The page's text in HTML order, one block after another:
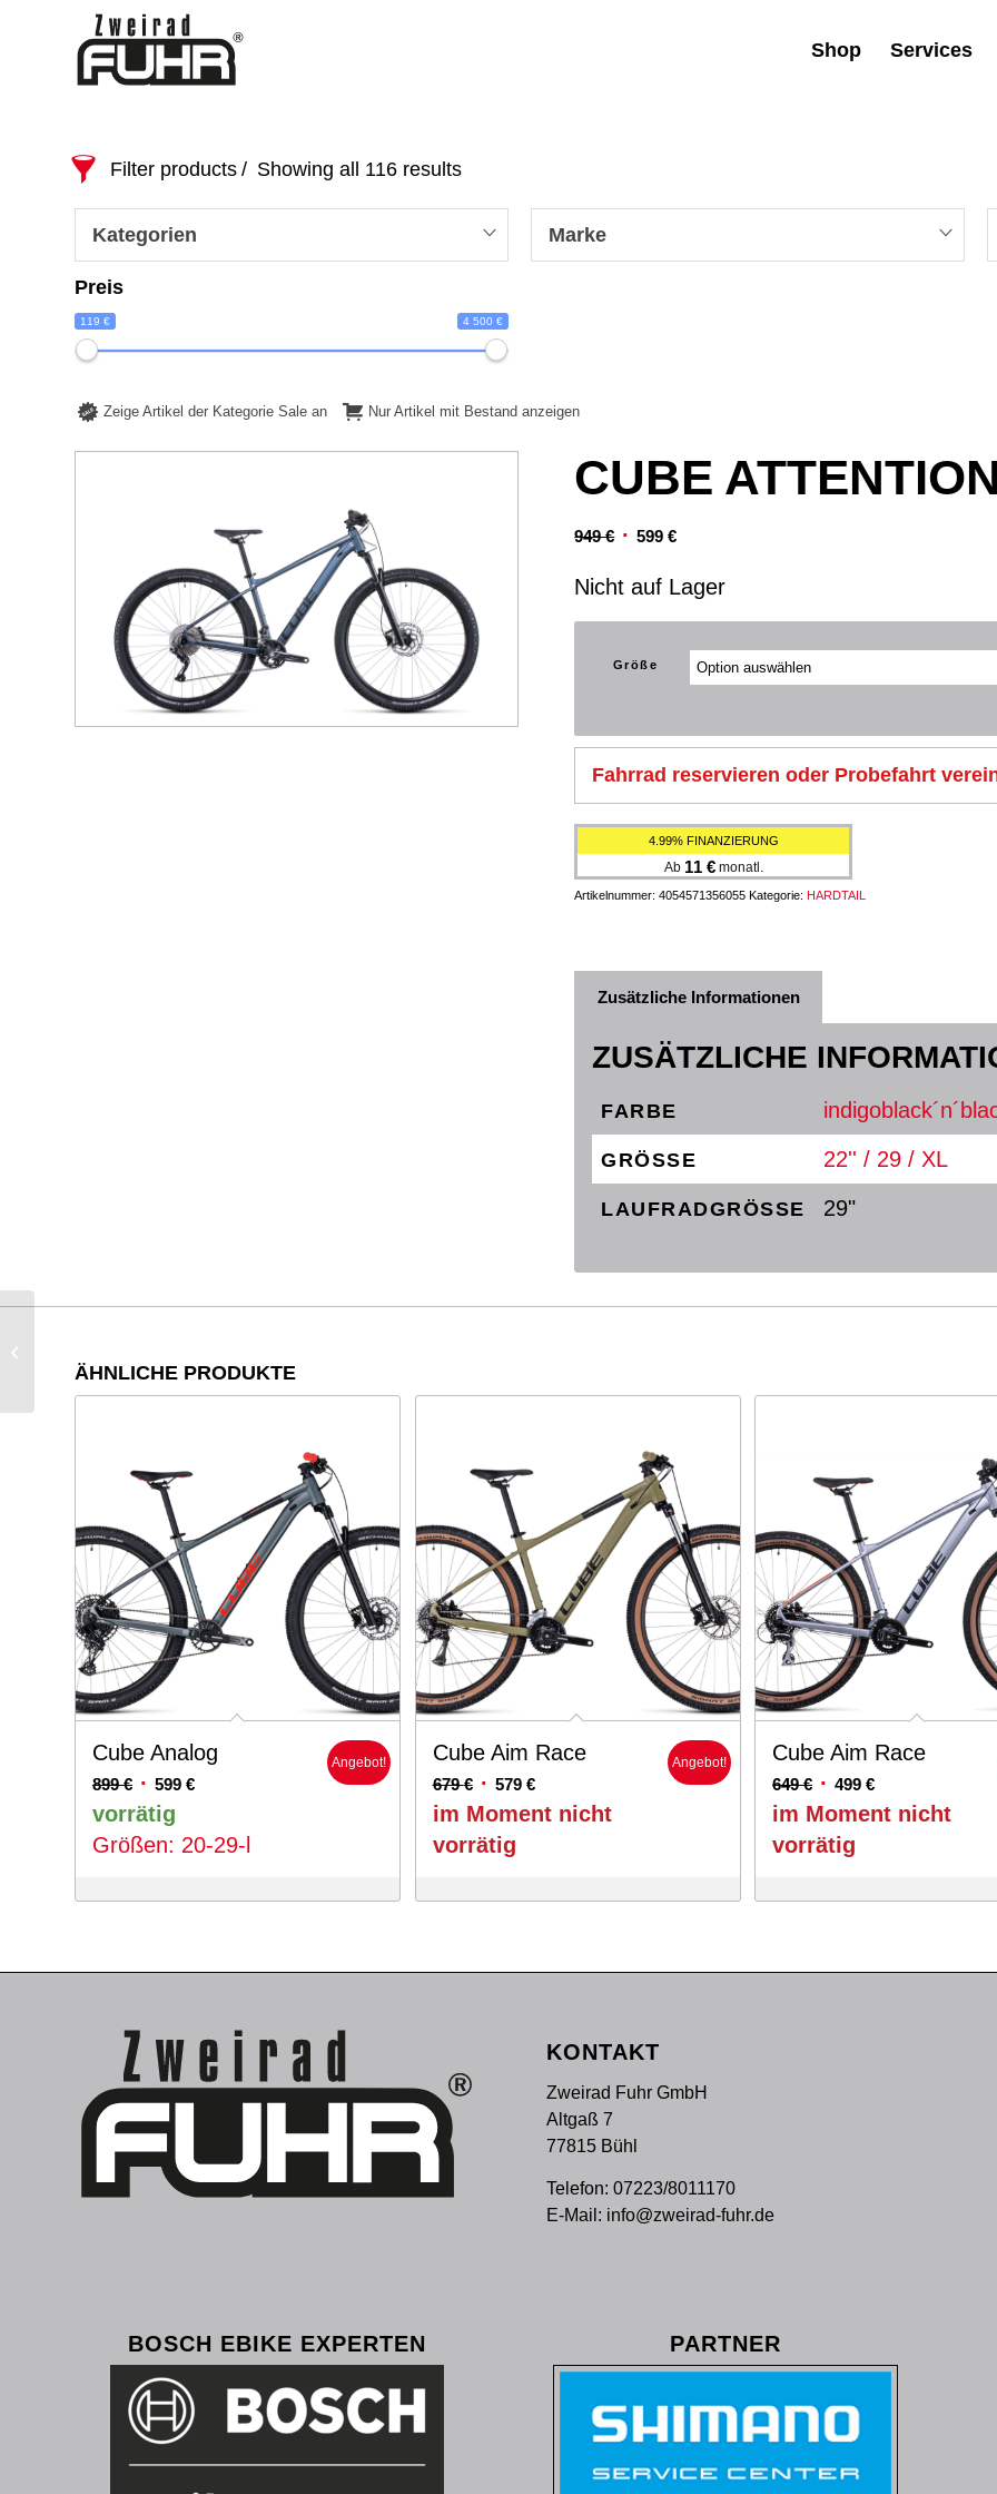
Shop Services
Filter products Showing all 116 results
Kategorien Marke
Preis
119 € 4 500 €
Zeige Artikel der Kategorie Sale an Nur Artikel mit Bestand anzeigen
CUBE ATTENTION
949€ Ursprünglicher
war:
599€Aktueller
ist:
Nicht auf Lager
Größe
Fahrrad reservieren oder Probefahrt
4.99% FINANZIERUNG
Ab 11 €monatl.
Artikelnummer:4054571356055 Kategorie:HARDTAIL
Zusätzliche Informationen
ZUSÄTZLICHE
FARBE
GRÖSSE 22'' / 29 / XL
LAUFRADGRÖSSE 29"
ÄHNLICHE PRODUKTE
Cube Analog
899€ Ursprünglicher
Preis
war:
899 €
599 €Aktueller
ist:
599 €.
vorrätig
Größen: 20-29-l
Angebot! Cube Aim Race
679€ Ursprünglicher
Preis
war:
679 €
579 €Aktueller
Preis
im Moment nicht
vorrätig
Angebot! Cube Aim Race
649€ Ursprünglicher
Preis
war:
649 €
499€Aktueller
Preis
im Moment nicht
vorrätig
KONTAKT
Zweirad Fuhr GmbH
Altgaß 7
77815 Bühl
Telefon: 07223/8011170
E-Mail: info@zweirad-fuhr.de
BOSCH EBIKE EXPERTEN PARTNER